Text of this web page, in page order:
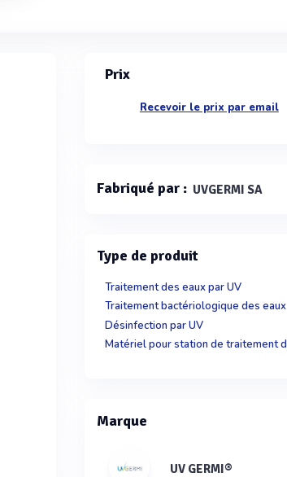
Prix
Recevoir le prix par email
Fabriqué par : UVGERMI SA
Type de produit
Traitement des eaux par UV
Traitement bactériologique des eaux
Désinfection par UV
Marque
UV GERMI®